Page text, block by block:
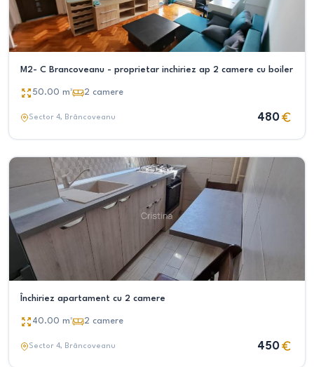
M2- C Brancoveanu - proprietar inchiriez ap 2 camere cu boiler
50.00 m² 2 camere
Sector 4, Brâncoveanu 480
Închiriez apartament cu 2 camere
40.00 m² 2 camere
Sector 4, Brâncoveanu 450